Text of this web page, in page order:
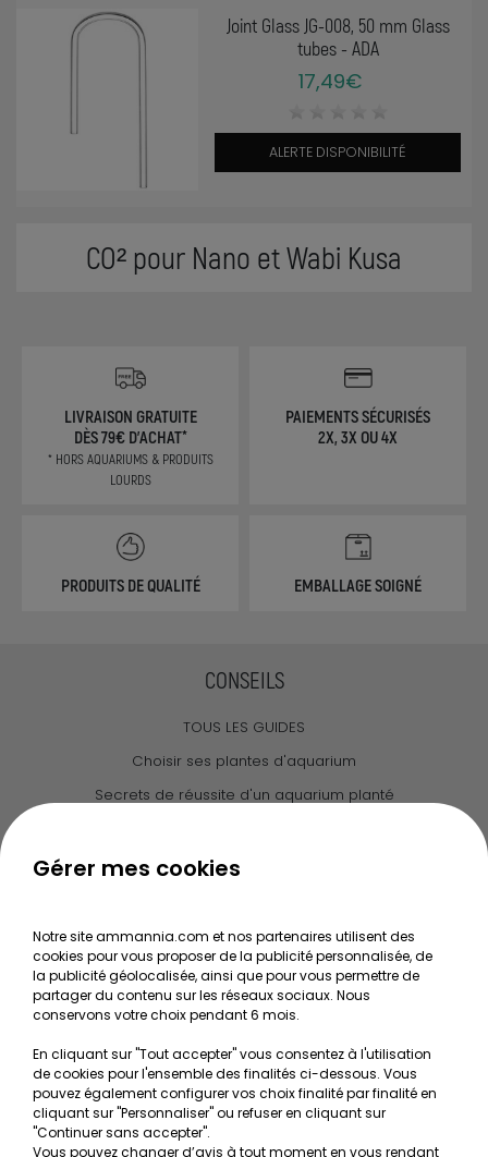
CO² pour Nano et Wabi Kusa
Joint Glass JG-008, 50 mm Glass
tubes - ADA
17,49€
ALERTE DISPONIBILITÉ
LIVRAISON GRATUITE
DÈS 79€ D'ACHAT*
* HORS AQUARIUMS & PRODUITS
LOURDS
PAIEMENTS SÉCURISÉS
2X, 3X OU 4X
PRODUITS DE QUALITÉ EMBALLAGE SOIGNÉ
CONSEILS
TOUS LES GUIDES
Choisir ses plantes d'aquarium
Secrets de réussite d'un aquarium planté
Le journal d'Ammannia
Recherche de Notices de produits
Mentions légales
Conditions générales de vente
RGPD
MON COMPTE
Gérer mes cookies
Notre site ammannia.com et nos partenaires utilisent des
cookies pour vous proposer de la publicité personnalisée, de
la publicité géolocalisée, ainsi que pour vous permettre de
partager du contenu sur les réseaux sociaux. Nous
conservons votre choix pendant 6 mois.
En cliquant sur "Tout accepter" vous consentez à l'utilisation
de cookies pour l'ensemble des finalités ci-dessous. Vous
pouvez également configurer vos choix finalité par finalité en
cliquant sur "Personnaliser" ou refuser en cliquant sur
"Continuer sans accepter".
Vous pouvez changer d’avis à tout moment en vous rendant